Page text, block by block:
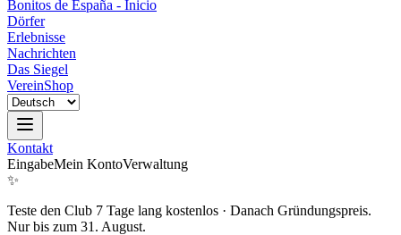
Bonitos de España - Inicio
Dörfer
Erlebnisse
Nachrichten
Das Siegel
VereinShop
Kontakt
EingabeMein KontoVerwaltung
✨
Teste den Club 7 Tage lang kostenlos · Danach Gründungspreis.
Nur bis zum 31. August.